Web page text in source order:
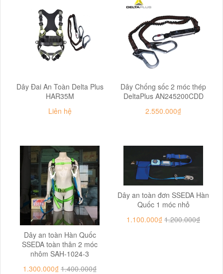
Dây Đai An Toàn Delta Plus
HAR35M
Liên hệ
Dây Chống sốc 2 móc thép
DeltaPlus AN245200CDD
2.550.000₫
Dây an toàn Hàn Quốc
SSEDA toàn thân 2 móc
nhôm SAH-1024-3
1.300.000₫ 1.400.000₫
Dây an toàn đơn SSEDA Hàn
Quốc 1 móc nhỏ
1.100.000₫ 1.200.000₫